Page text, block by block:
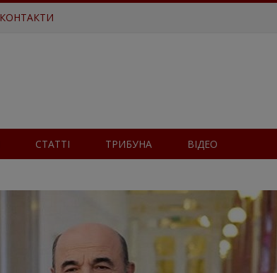
КОНТАКТИ
СТАТТІ ТРИБУНА ВІДЕО